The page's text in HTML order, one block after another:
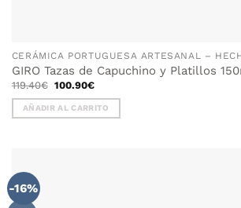
GIRO Tazas de Capuchino y Platillos
119.40€ El
original
era:
119.40€.
100.90€El
actual
es:
100.90€.
AÑADIR AL CARRITO
-16%